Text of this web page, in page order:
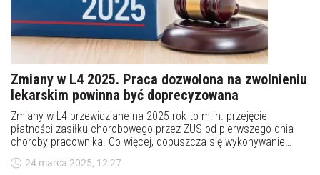
Zmiany w L4 2025. Praca dozwolona na zwolnieniu
lekarskim powinna być doprecyzowana
Zmiany w L4 przewidziane na 2025 rok to m.in. przejęcie
płatności zasiłku chorobowego przez ZUS od pierwszego dnia
choroby pracownika. Co więcej, dopuszcza się wykonywanie
pracy w trakcie zwolnienia lekarskiego. Według przedsiębiorców
taka praca powinna być doprecyzowana. Czego jeszcze boją się
24 marca 2025, 12:27